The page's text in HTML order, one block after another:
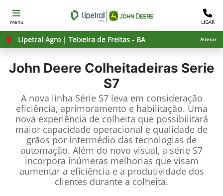
menu LIGAR
Lipetral Agro | Teixeira de Freitas - BA Alterar
John Deere Colheitadeiras Serie
S7
A nova linha Série S7 leva em consideração
eficiência, aprimoramento e habilitação. Uma
nova experiência de colheita que possibilitará
maior capacidade operacional e qualidade de
grãos por intermédio das tecnologias de
automação. Além do novo visual, a série S7
incorpora inúmeras melhorias que visam
aumentar a eficiência e a produtividade dos
clientes durante a colheita.